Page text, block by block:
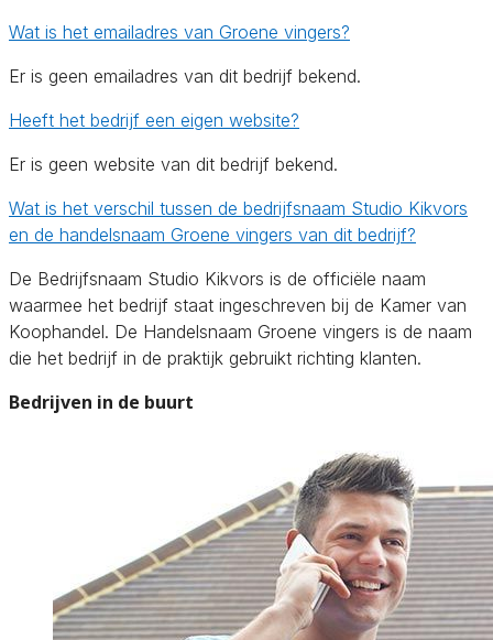
Wat is het emailadres van Groene vingers?
Er is geen emailadres van dit bedrijf bekend.
Heeft het bedrijf een eigen website?
Er is geen website van dit bedrijf bekend.
Wat is het verschil tussen de bedrijfsnaam Studio Kikvors
en de handelsnaam Groene vingers van dit bedrijf?
De Bedrijfsnaam Studio Kikvors is de officiële naam
waarmee het bedrijf staat ingeschreven bij de Kamer van
Koophandel. De Handelsnaam Groene vingers is de naam
die het bedrijf in de praktijk gebruikt richting klanten.
Bedrijven in de buurt